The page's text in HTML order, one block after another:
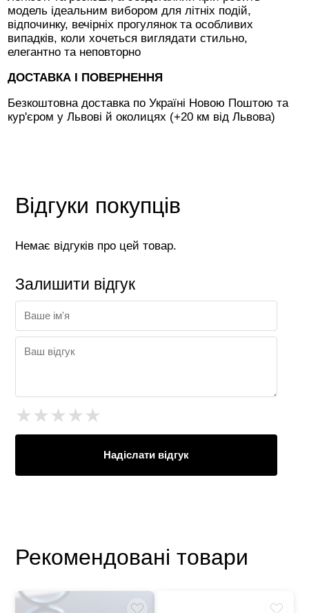
модель ідеальним вибором для літніх подій,
відпочинку, вечірніх прогулянок та особливих
випадків, коли хочеться виглядати стильно,
елегантно та неповторно
ДОСТАВКА І ПОВЕРНЕННЯ
Безкоштовна доставка по Україні Новою Поштою та
кур'єром у Львові й околицях (+20 км від Львова)
Відгуки покупців
Немає відгуків про цей товар.
Залишити відгук
★★★★★
Надіслати відгук
Рекомендовані товари